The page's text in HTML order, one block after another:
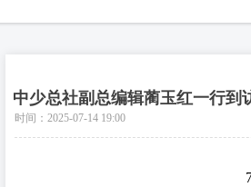
中少总社副总编辑蔺玉红一行到
时间： 2025-07-14 19:00
新闻动态
NEWS INFORMATION